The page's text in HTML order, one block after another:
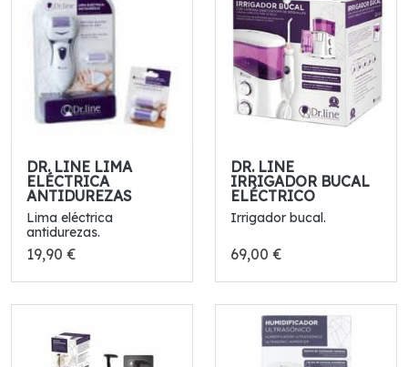
DR. LINE LIMA
ELÉCTRICA
ANTIDUREZAS
Lima eléctrica
antidurezas.
19,90 €
DR. LINE
IRRIGADOR BUCAL
ELÉCTRICO
Irrigador bucal.
69,00 €